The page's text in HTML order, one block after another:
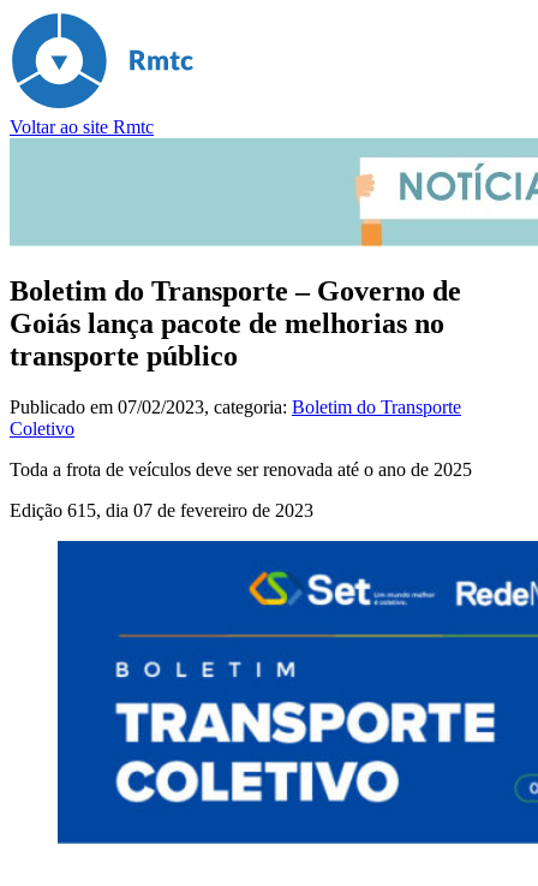
Voltar ao site Rmtc
Boletim do Transporte – Governo de
Goiás lança pacote de melhorias no
transporte público
Publicado em 07/02/2023, categoria: Boletim do Transporte
Coletivo
Toda a frota de veículos deve ser renovada até o ano de 2025
Edição 615, dia 07 de fevereiro de 2023